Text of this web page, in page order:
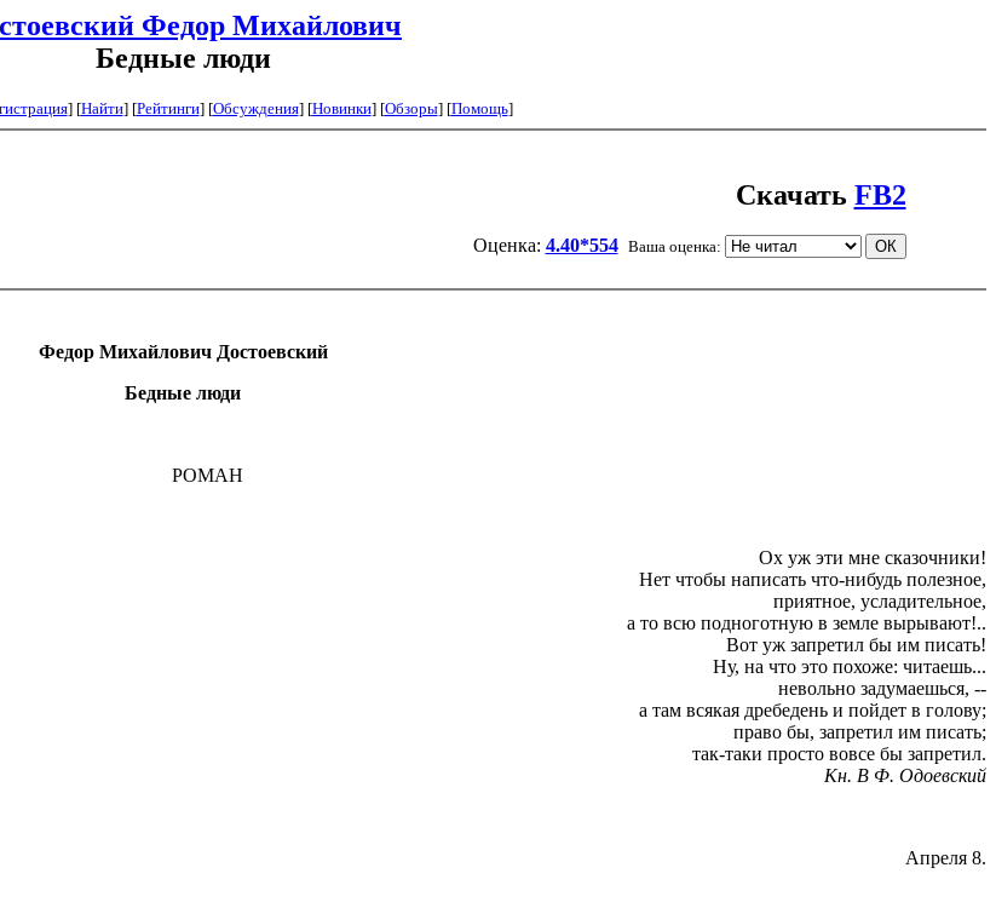
Федор Михайлович
Бедные люди
] [Найти] [Рейтинги] [Обсуждения] [Новинки] [Обзоры] [Помощь]
Скачать FB2
Оценка: 4.40*554 Ваша оценка:
Федор Михайлович Достоевский
Бедные люди
РОМАН
Ох уж эти мне сказочники!
Нет чтобы написать что-нибудь полезное,
приятное, усладительное,
а то всю подноготную в земле вырывают!..
Вот уж запретил бы им писать!
Ну, на что это похоже: читаешь...
невольно задумаешься, --
а там всякая дребедень и пойдет в голову;
право бы, запретил им писать;
так-таки просто вовсе бы запретил.
Кн. В Ф. Одоевский
Апреля 8.